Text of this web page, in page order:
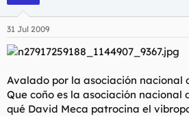
31 Jul 2009
Avalado por la asociación nacional
Que coño es la asociación nacional
qué David Meca patrocina el